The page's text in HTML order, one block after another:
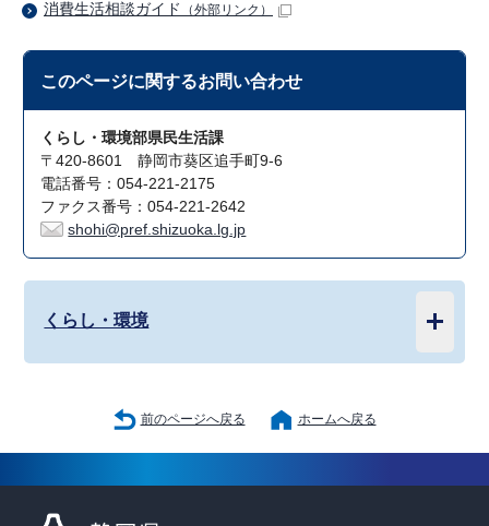
消費生活相談ガイド （外部リンク）
このページに関するお問い合わせ
くらし・環境部県民生活課
〒420-8601 静岡市葵区追手町9-6
電話番号：054-221-2175
ファクス番号：054-221-2642
shohi@pref.shizuoka.lg.jp
くらし・環境
前のページへ戻る ホームへ戻る